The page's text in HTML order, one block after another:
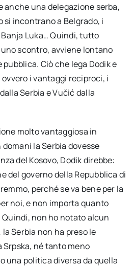
anche una delegazione serba,
si incontrano a Belgrado, i
Luka… Quindi, tutto
uno scontro, avviene lontano
Ciò che lega Dodik e
i vantaggi reciproci, i
Serbia e Vučić dalla
molto vantaggiosa in
la Serbia dovesse
del Kosovo, Dodik direbbe:
del governo della Repubblica di
perché se va bene per la
noi, e non importa quanto
non ho notato alcun
Serbia non ha preso le
Srpska, né tanto meno
una politica diversa da quella